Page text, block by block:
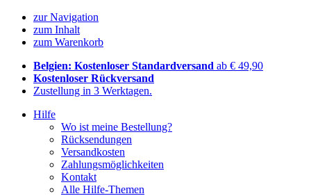
zur Navigation
zum Inhalt
zum Warenkorb
Belgien: Kostenloser Standardversand ab € 49,90
Kostenloser Rückversand
Zustellung in 3 Werktagen.
Hilfe
Wo ist meine Bestellung?
Rücksendungen
Versandkosten
Zahlungsmöglichkeiten
Kontakt
Alle Hilfe-Themen